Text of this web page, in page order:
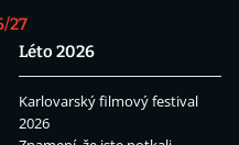
27
Léto 2026
Karlovarský filmový festival
2026